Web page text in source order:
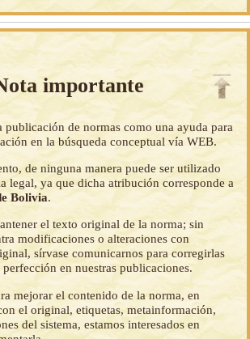
importante
publicación de normas como una ayuda para
en la búsqueda conceptual vía WEB.
de ninguna manera puede ser utilizado
legal, ya que dicha atribución corresponde a
Bolivia.
el texto original de la norma; sin
modificaciones o alteraciones con
sírvase comunicarnos para corregirlas
en nuestras publicaciones.
mejorar el contenido de la norma, en
el original, etiquetas, metainformación,
del sistema, estamos interesados en